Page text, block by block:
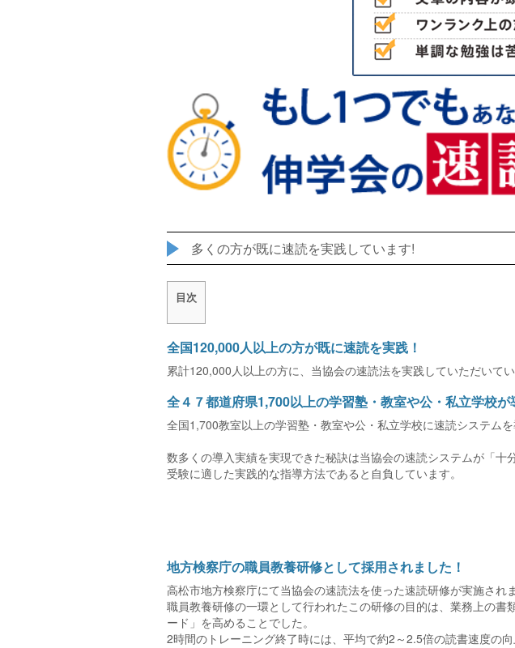
多くの方が既に速読を実践しています!
目次
全国120,000人以上の方が既に速読を実践！
累計120,000人以上の方に、当協会の速読法を実践していただいてい
全４７都道府県1,700以上の学習塾・教室や公・私立学校が
全国1,700教室以上の学習塾・教室や公・私立学校に速読システムを
数多くの導入実績を実現できた秘訣は当協会の速読システムが「十
受験に適した実践的な指導方法であると自負しています。
地方検察庁の職員教養研修として採用されました！
高松市地方検察庁にて当協会の速読法を使った速読研修が実施されま
職員教養研修の一環として行われたこの研修の目的は、業務上の書
ード」を高めることでした。
2時間のトレーニング終了時には、平均で約2～2.5倍の読書速度の向